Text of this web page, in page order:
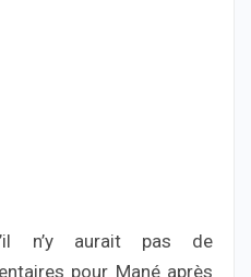
n’y aurait pas de
pour Mané après